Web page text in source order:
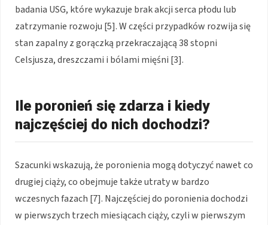
badania USG, które wykazuje brak akcji serca płodu lub
zatrzymanie rozwoju [5]. W części przypadków rozwija się
stan zapalny z gorączką przekraczającą 38 stopni
Celsjusza, dreszczami i bólami mięśni [3].
Ile poronień się zdarza i kiedy
najczęściej do nich dochodzi?
Szacunki wskazują, że poronienia mogą dotyczyć nawet co
drugiej ciąży, co obejmuje także utraty w bardzo
wczesnych fazach [7]. Najczęściej do poronienia dochodzi
w pierwszych trzech miesiącach ciąży, czyli w pierwszym